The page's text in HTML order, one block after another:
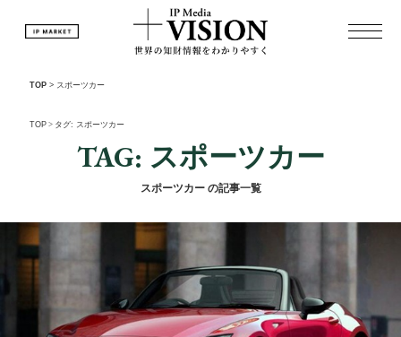
TOP > スポーツカー
TOP > タグ: スポーツカー
TAG: スポーツカー
スポーツカー の記事一覧